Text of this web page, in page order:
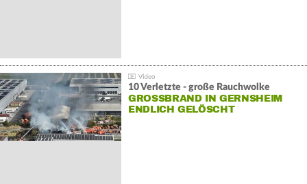
10 Verletzte - große Rauchwolke
GROSSBRAND IN GERNSHEIM E
NDLICH GELÖSCHT